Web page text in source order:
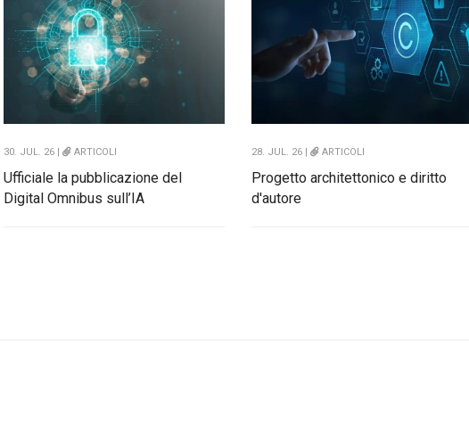
30. JUL. 26 | ARTICOLI
Ufficiale la pubblicazione del
Digital Omnibus sull’IA
28. JUL. 26 | ARTICOLI
Progetto architettonico e diritto
d'autore